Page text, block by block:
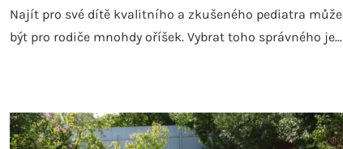
Najít pro své dítě kvalitního a zkušeného pediatra může
být pro rodiče mnohdy oříšek. Vybrat toho správného je…